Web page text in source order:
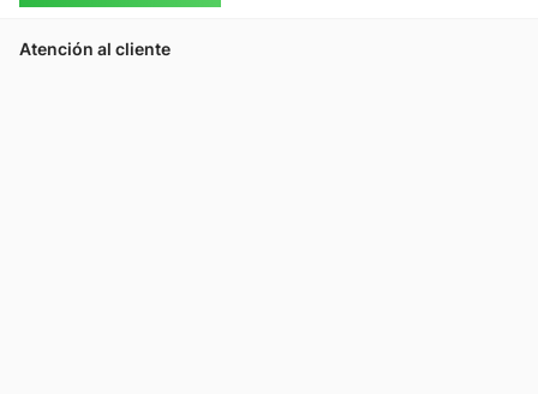
Atención al cliente